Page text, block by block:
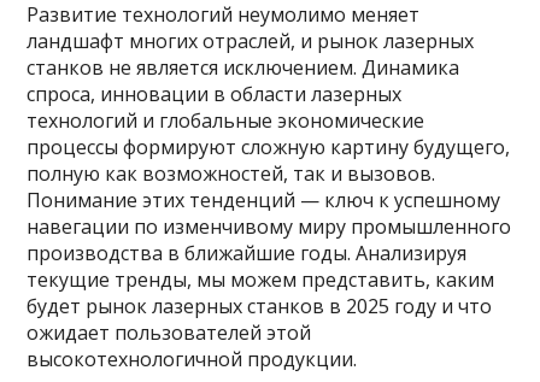
Развитие технологий неумолимо меняет
ландшафт многих отраслей, и рынок лазерных
станков не является исключением. Динамика
спроса, инновации в области лазерных
технологий и глобальные экономические
процессы формируют сложную картину будущего,
полную как возможностей, так и вызовов.
Понимание этих тенденций — ключ к успешному
навегации по изменчивому миру промышленного
производства в ближайшие годы. Анализируя
текущие тренды, мы можем представить, каким
будет рынок лазерных станков в 2025 году и что
ожидает пользователей этой
высокотехнологичной продукции.